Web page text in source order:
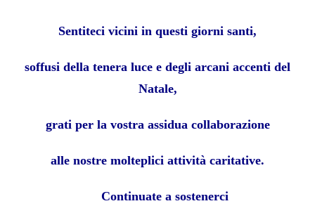
Sentiteci vicini in questi giorni santi,
soffusi della tenera luce e degli arcani accenti del
Natale,
grati per la vostra assidua collaborazione
alle nostre molteplici attività caritative.
Continuate a sostenerci